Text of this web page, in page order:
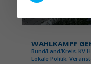
WAHLKAMPF
Bund/Land/Kreis, KV
Lokale Politik,